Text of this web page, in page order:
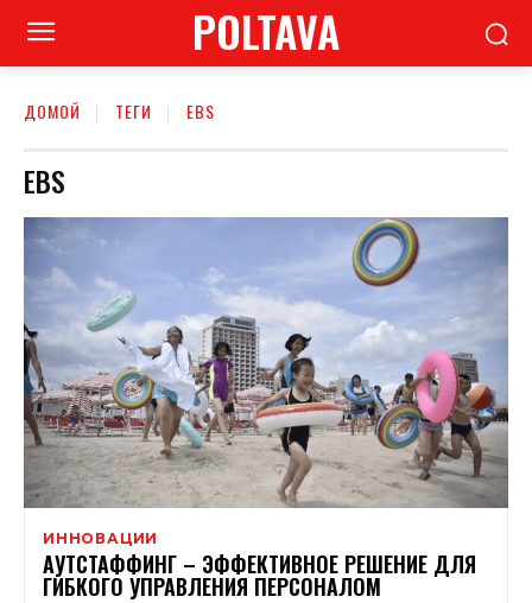
POLTAVA
ДОМОЙ ТЕГИ EBS
EBS
ИННОВАЦИИ
АУТСТАФФИНГ – ЭФФЕКТИВНОЕ РЕШЕНИЕ ДЛЯ
ГИБКОГО УПРАВЛЕНИЯ ПЕРСОНАЛОМ